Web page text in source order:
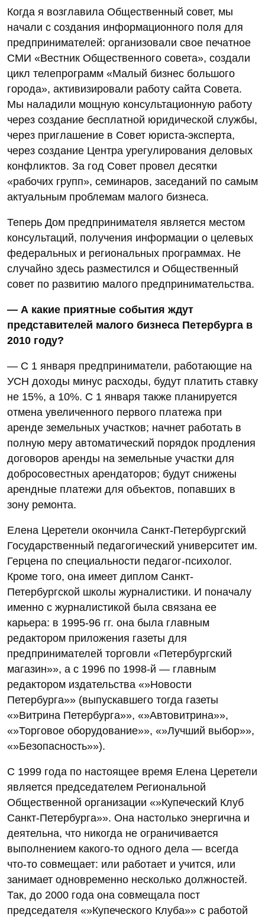
Когда я возглавила Общественный совет, мы
начали с создания информационного поля для
предпринимателей: организовали свое печатное
СМИ «Вестник Общественного совета», создали
цикл телепрограмм «Малый бизнес большого
города», активизировали работу сайта Совета.
Мы наладили мощную консультационную работу
через создание бесплатной юридической службы,
через приглашение в Совет юриста-эксперта,
через создание Центра урегулирования деловых
конфликтов. За год Совет провел десятки
«рабочих групп», семинаров, заседаний по самым
актуальным проблемам малого бизнеса.
Теперь Дом предпринимателя является местом
консультаций, получения информации о целевых
федеральных и региональных программах. Не
случайно здесь разместился и Общественный
совет по развитию малого предпринимательства.
— А какие приятные события ждут
представителей малого бизнеса Петербурга в
2010 году?
— С 1 января предприниматели, работающие на
УСН доходы минус расходы, будут платить ставку
не 15%, а 10%. С 1 января также планируется
отмена увеличенного первого платежа при
аренде земельных участков; начнет работать в
полную меру автоматический порядок продления
договоров аренды на земельные участки для
добросовестных арендаторов; будут снижены
арендные платежи для объектов, попавших в
зону ремонта.
Елена Церетели окончила Санкт-Петербургский
Государственный педагогический университет им.
Герцена по специальности педагог-психолог.
Кроме того, она имеет диплом Санкт-
Петербургской школы журналистики. И поначалу
именно с журналистикой была связана ее
карьера: в 1995-96 гг. она была главным
редактором приложения газеты для
предпринимателей торговли «Петербургский
магазин»», а с 1996 по 1998-й — главным
редактором издательства «»Новости
Петербурга»» (выпускавшего тогда газеты
«»Витрина Петербурга»», «»Автовитрина»»,
«»Торговое оборудование»», «»Лучший выбор»»,
«»Безопасность»»).
С 1999 года по настоящее время Елена Церетели
является председателем Региональной
Общественной организации «»Купеческий Клуб
Санкт-Петербурга»». Она настолько энергична и
деятельна, что никогда не ограничивается
выполнением какого-то одного дела — всегда
что-то совмещает: или работает и учится, или
занимает одновременно несколько должностей.
Так, до 2000 года она совмещала пост
председателя «»Купеческого Клуба»» с работой